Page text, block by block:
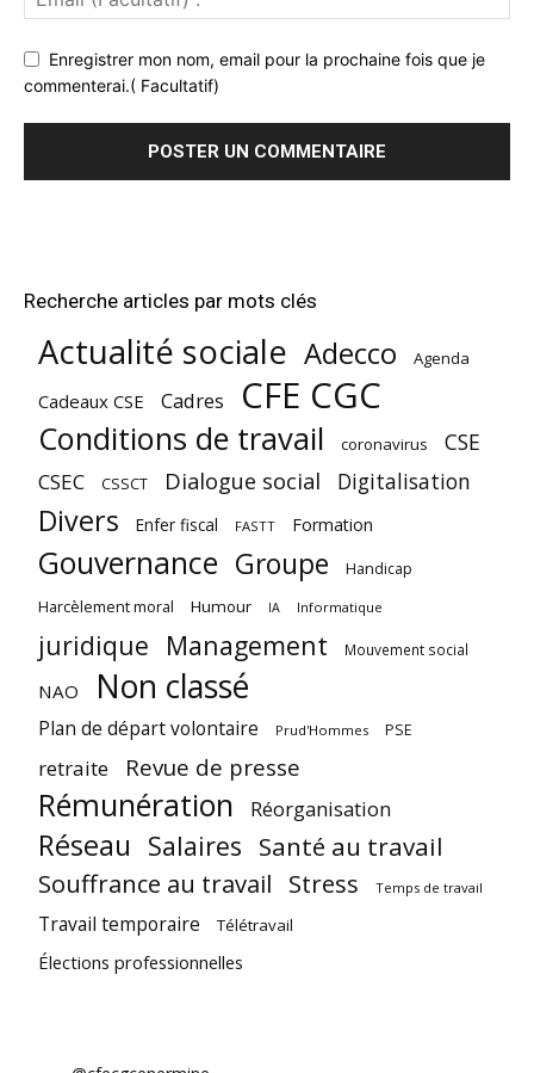
Enregistrer mon nom, email pour la prochaine fois que je
commenterai.( Facultatif)
Recherche articles par mots clés
Actualité sociale Adecco Agenda
Cadeaux CSE Cadres CFE CGC
Conditions de travail coronavirus CSE
CSEC CSSCT Dialogue social Digitalisation
Divers Enfer fiscal FASTT Formation
Gouvernance Groupe Handicap
Harcèlement moral Humour IA Informatique
juridique Management Mouvement social
NAO Non classé
Plan de départ volontaire Prud'Hommes PSE
retraite Revue de presse
Rémunération Réorganisation
Réseau Salaires Santé au travail
Souffrance au travail Stress Temps de travail
Travail temporaire Télétravail
Élections professionnelles